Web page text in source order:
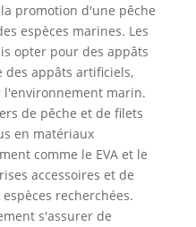
promotion d'une pêche
espèces marines. Les
opter pour des appâts
des appâts artificiels,
marin.
de pêche et de filets
en matériaux
comme le EVA et le
accessoires et de
recherchées.
s'assurer de